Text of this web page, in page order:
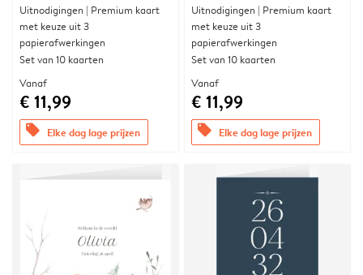
Uitnodigingen | Premium kaart
met keuze uit 3
papierafwerkingen
Set van 10 kaarten
Vanaf
€ 11,99
offers Elke dag lage prijzen
Uitnodigingen | Premium kaart
met keuze uit 3
papierafwerkingen
Set van 10 kaarten
Vanaf
€ 11,99
offers Elke dag lage prijzen